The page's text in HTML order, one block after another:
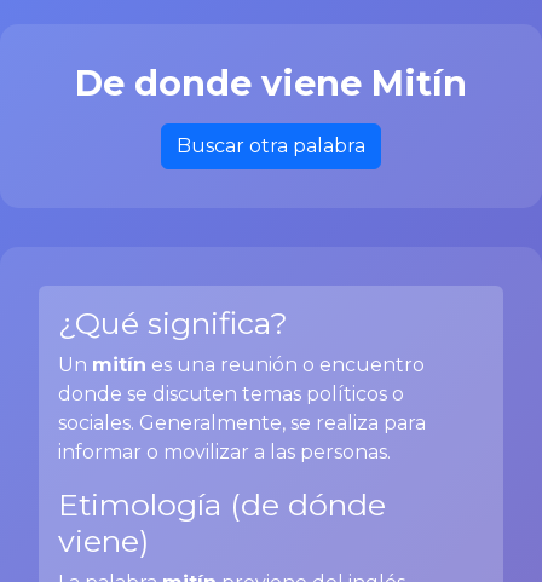
De donde viene Mitín
Buscar otra palabra
¿Qué significa?
Un mitín es una reunión o encuentro
donde se discuten temas políticos o
sociales. Generalmente, se realiza para
informar o movilizar a las personas.
Etimología (de dónde
viene)